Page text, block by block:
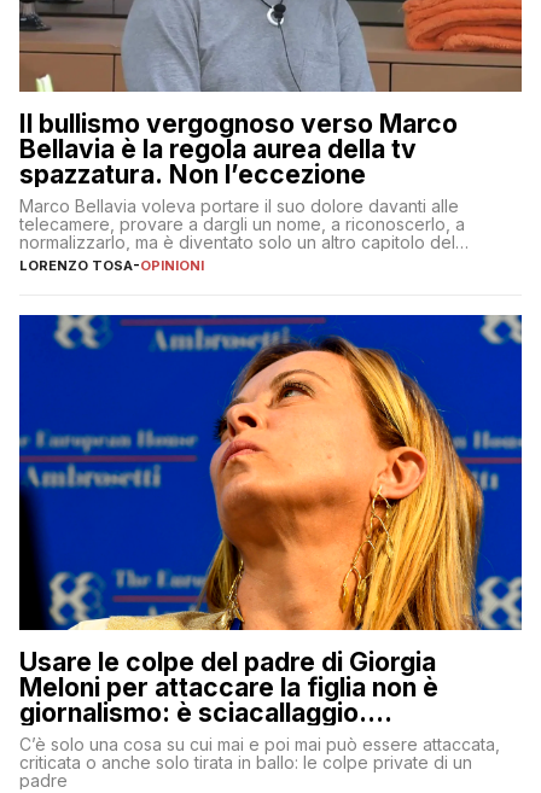
Il bullismo vergognoso verso Marco
Bellavia è la regola aurea della tv
spazzatura. Non l’eccezione
Marco Bellavia voleva portare il suo dolore davanti alle
telecamere, provare a dargli un nome, a riconoscerlo, a
normalizzarlo, ma è diventato solo un altro capitolo del
copione
LORENZO TOSA-OPINIONI
Usare le colpe del padre di Giorgia
Meloni per attaccare la figlia non è
giornalismo: è sciacallaggio.
Dimostriamo di essere diversi
C’è solo una cosa su cui mai e poi mai può essere attaccata,
criticata o anche solo tirata in ballo: le colpe private di un
padre